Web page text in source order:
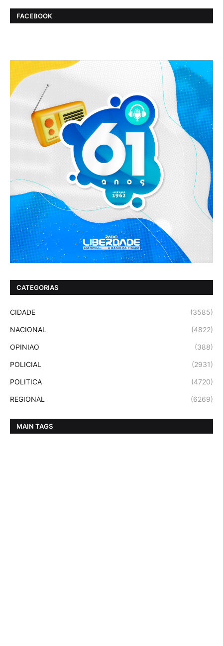
FACEBOOK
CATEGORIAS
CIDADE (3585)
NACIONAL (4822)
OPINIAO (388)
POLICIAL (2931)
POLITICA (4720)
REGIONAL (6269)
MAIN TAGS